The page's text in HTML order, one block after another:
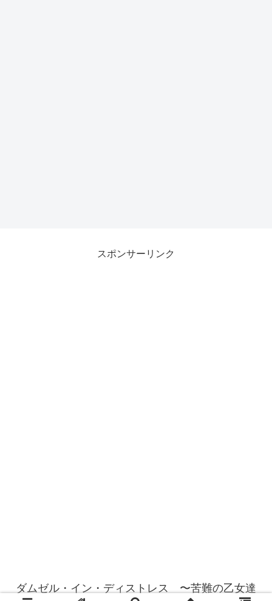
スポンサーリンク
ダムゼル・イン・ディストレス 〜苦難の乙女達